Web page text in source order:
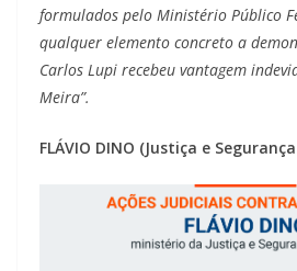
formulados pelo Ministério Público
qualquer elemento concreto a
Carlos Lupi recebeu vantagem
Meira”.
FLÁVIO DINO (Justiça e